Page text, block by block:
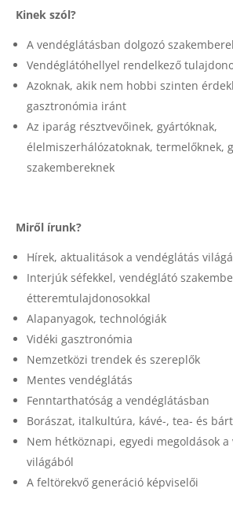
Kinek szól?
A vendéglátásban dolgozó
Vendéglátóhellyel rendelkező
Azoknak, akik nem hobbi szinten
gasztronómia iránt
Az iparág résztvevőinek, gyártóknak,
élelmiszerhálózatoknak, termelőknek,
szakembereknek
Miről írunk?
Hírek, aktualitások a vendéglátás
Interjúk séfekkel, vendéglátó
étteremtulajdonosokkal
Alapanyagok, technológiák
Vidéki gasztronómia
Nemzetközi trendek és szereplők
Mentes vendéglátás
Fenntarthatóság a vendéglátásban
Borászat, italkultúra, kávé-, tea- és
Nem hétköznapi, egyedi megoldások a
világából
A feltörekvő generáció képviselői